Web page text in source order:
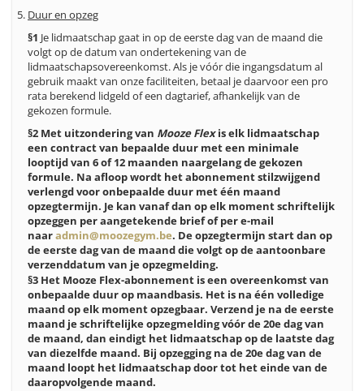
Duur en opzeg
§1 Je lidmaatschap gaat in op de eerste dag van de maand die
volgt op de datum van ondertekening van de
lidmaatschapsovereenkomst. Als je vóór die ingangsdatum al
gebruik maakt van onze faciliteiten, betaal je daarvoor een pro
rata berekend lidgeld of een dagtarief, afhankelijk van de
gekozen formule.
§2 Met uitzondering van Mooze Flexis elk lidmaatschap
een contract van bepaalde duur met een minimale
looptijd van 6 of 12 maanden naargelang de gekozen
formule. Na afloop wordt het abonnement stilzwijgend
verlengd voor onbepaalde duur met één maand
opzegtermijn. Je kan vanaf dan op elk moment schriftelijk
opzeggen per aangetekende brief of per e-mail
naaradmin@moozegym.be. De opzegtermijn start dan op
de eerste dag van de maand die volgt op de aantoonbare
verzenddatum van je opzegmelding.
§3 Het Mooze Flex-abonnement is een overeenkomst van
onbepaalde duur op maandbasis. Het is na één volledige
maand op elk moment opzegbaar. Verzend je na de eerste
maand je schriftelijke opzegmelding vóór de 20e dag van
de maand, dan eindigt het lidmaatschap op de laatste dag
van diezelfde maand. Bij opzegging na de 20e dag van de
maand loopt het lidmaatschap door tot het einde van de
daaropvolgende maand.